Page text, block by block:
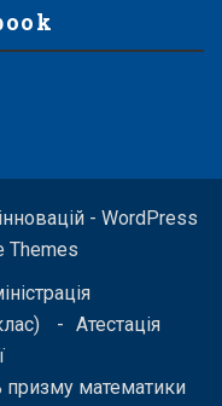
- WordPress
Themes
Атестація
призму математики